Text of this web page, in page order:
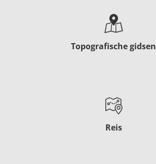
Topografische gidsen
Reis